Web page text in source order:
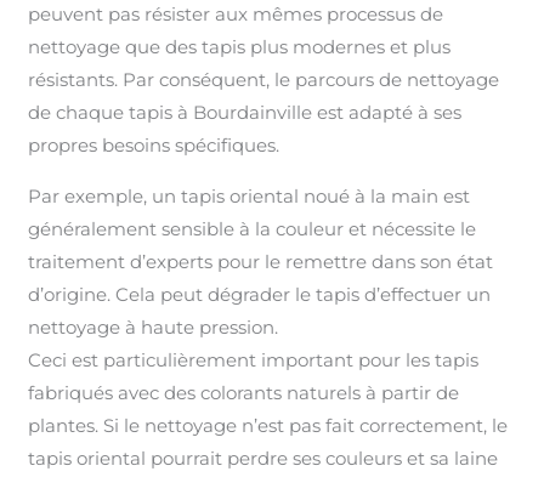
peuvent pas résister aux mêmes processus de
nettoyage que des tapis plus modernes et plus
résistants. Par conséquent, le parcours de nettoyage
de chaque tapis à Bourdainville est adapté à ses
propres besoins spécifiques.
Par exemple, un tapis oriental noué à la main est
généralement sensible à la couleur et nécessite le
traitement d’experts pour le remettre dans son état
d’origine. Cela peut dégrader le tapis d’effectuer un
nettoyage à haute pression.
Ceci est particulièrement important pour les tapis
fabriqués avec des colorants naturels à partir de
plantes. Si le nettoyage n’est pas fait correctement, le
tapis oriental pourrait perdre ses couleurs et sa laine